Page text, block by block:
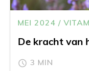
MEI 2024 /
De kracht van
3 MIN